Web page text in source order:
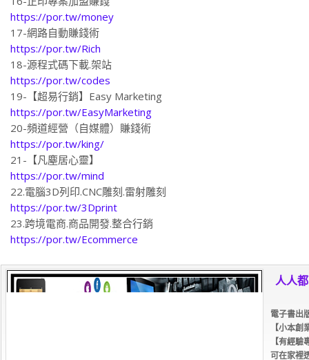
https://por.tw/money
17-網路自動賺錢術
https://por.tw/Rich
18-源程式碼下載.架站
https://por.tw/codes
19-【超易行銷】Easy Marketing
https://por.tw/EasyMarketing
20-頻道經營（自媒體）賺錢術
https://por.tw/king/
21-【凡塵居心靈】
https://por.tw/mind
22.電腦3D列印.CNC雕刻.雷射雕刻
https://por.tw/3Dprint
23.跨境電商.商品開發.整合行銷
https://por.tw/Ecommerce